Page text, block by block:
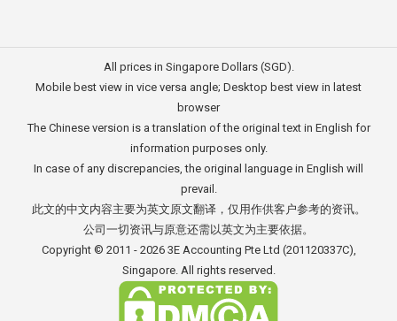
All prices in Singapore Dollars (SGD).
Mobile best view in vice versa angle; Desktop best view in latest
browser
The Chinese version is a translation of the original text in English for
information purposes only.
In case of any discrepancies, the original language in English will
prevail.
此文的中文内容主要为英文原文翻译，仅用作供客户参考的资讯。
公司一切资讯与原意还需以英文为主要依据。
Copyright © 2011 - 2026 3E Accounting Pte Ltd (201120337C),
Singapore. All rights reserved.